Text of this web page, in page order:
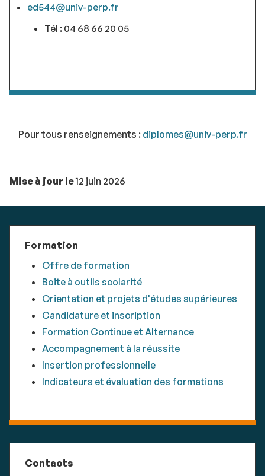
ed544@univ-perp.fr
Tél : 04 68 66 20 05
Pour tous renseignements : diplomes@univ-perp.fr
Mise à jour le12 juin 2026
Formation
Offre de formation
Boite à outils scolarité
Orientation et projets d'études supérieures
Candidature et inscription
Formation Continue et Alternance
Accompagnement à la réussite
Insertion professionnelle
Indicateurs et évaluation des formations
Contacts